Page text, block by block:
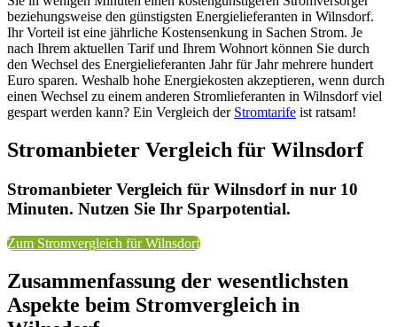
beziehungsweise den günstigsten Energielieferanten in Wilnsdorf.
Ihr Vorteil ist eine jährliche Kostensenkung in Sachen Strom. Je
nach Ihrem aktuellen Tarif und Ihrem Wohnort können Sie durch
den Wechsel des Energielieferanten Jahr für Jahr mehrere hundert
Euro sparen. Weshalb hohe Energiekosten akzeptieren, wenn durch
einen Wechsel zu einem anderen Stromlieferanten in Wilnsdorf viel
gespart werden kann? Ein Vergleich der Stromtarife ist ratsam!
Stromanbieter Vergleich für Wilnsdorf
Stromanbieter Vergleich für Wilnsdorf in nur 10
Minuten. Nutzen Sie Ihr Sparpotential.
Zum Stromvergleich für Wilnsdorf
Zusammenfassung der wesentlichsten
Aspekte beim Stromvergleich in